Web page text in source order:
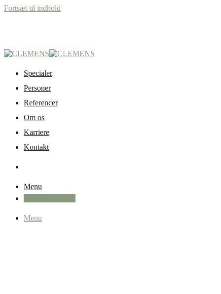
Fortsæt til indhold
Specialer
Personer
Referencer
Om os
Karriere
Kontakt
Menu
Menu